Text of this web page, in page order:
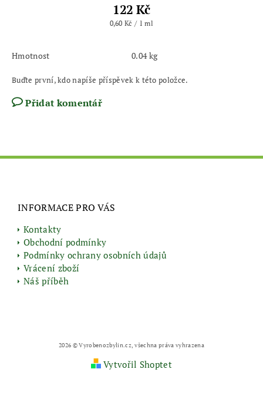
122 Kč
0,60 Kč / 1 ml
Hmotnost 0.04 kg
Buďte první, kdo napíše příspěvek k této položce.
Přidat komentář
INFORMACE PRO VÁS
Kontakty
Obchodní podmínky
Podmínky ochrany osobních údajů
Vrácení zboží
Náš příběh
2026 © Vyrobenozbylin.cz, všechna práva vyhrazena
Vytvořil Shoptet